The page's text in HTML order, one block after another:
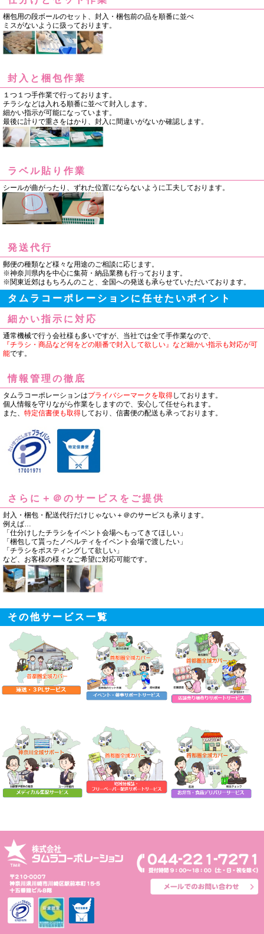
梱包用の段ボールのセット、封入・梱包前の品を順番に並べ
ミスがないように扱っております。
封入と梱包作業
１つ１つ手作業で行っております。
チラシなどは入れる順番に並べて封入します。
細かい指示が可能になっています。
最後に計りで重さをはかり、封入に間違いがないか確認します。
ラベル貼り作業
シールが曲がったり、ずれた位置にならないように工夫しております。
発送代行
郵便の種類など様々な用途のご相談に応じます。
※神奈川県内を中心に集荷・納品業務も行っております。
※関東近郊はもちろんのこと、全国への発送も承らせていただいております。
タムラコーポレーションに任せたいポイント
細かい指示に対応
通常機械で行う会社様も多いですが、当社では全て手作業なので、
『チラシ・商品など何をどの順番で封入して欲しい』など細かい指示も対応が可
能です。
情報管理の徹底
タムラコーポレーションはプライバシーマークを取得しております。
個人情報を守りながら作業をしますので、安心して任せられます。
また、 特定信書便も取得しており、信書便の配送も承っております。
さらに＋＠のサービスをご提供
封入・梱包・配送代行だけじゃない＋＠のサービスも承ります。
例えば…
「仕分けしたチラシをイベント会場へもってきてほしい」
「梱包して貰ったノベルティをイベント会場で渡したい」
「チラシをポスティングして欲しい」
など、お客様の様々なご希望に対応可能です。
その他サービス一覧